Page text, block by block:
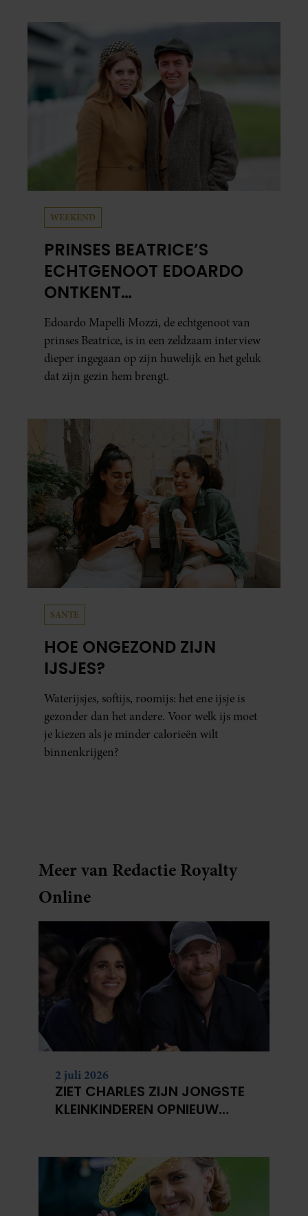
al in handen.
WEEKEND
PRINSES BEATRICE’S
ECHTGENOOT EDOARDO
ONTKENT
HUWELIJKSPROBLEMEN
Edoardo Mapelli Mozzi, de echtgenoot van
prinses Beatrice, is in een zeldzaam interview
dieper ingegaan op zijn huwelijk en het geluk
dat zijn gezin hem brengt.
SANTE
HOE ONGEZOND ZIJN
IJSJES?
Waterijsjes, softijs, roomijs: het ene ijsje is
gezonder dan het andere. Voor welk ijs moet
je kiezen als je minder calorieën wilt
binnenkrijgen?
Meer van Redactie Royalty
Online
2 juli 2026
ZIET CHARLES ZIJN JONGSTE
KLEINKINDEREN OPNIEUW